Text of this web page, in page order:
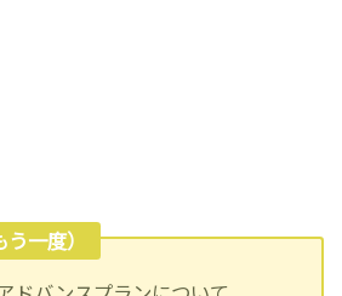
一度）